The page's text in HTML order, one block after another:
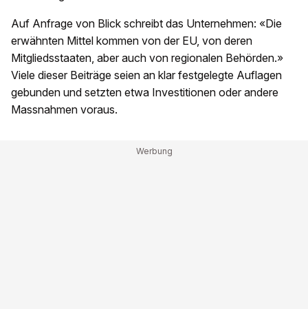
Auf Anfrage von Blick schreibt das Unternehmen: «Die
erwähnten Mittel kommen von der EU, von deren
Mitgliedsstaaten, aber auch von regionalen Behörden.»
Viele dieser Beiträge seien an klar festgelegte Auflagen
gebunden und setzten etwa Investitionen oder andere
Massnahmen voraus.